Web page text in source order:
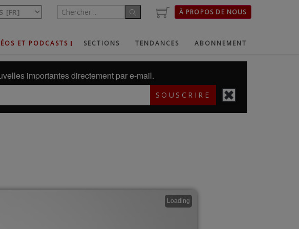
À PROPOS DE NOUS
ET PODCASTS SECTIONS TENDANCES ABONNEMENT
importantes directement par e-mail.
SOUSCRIRE
Loading